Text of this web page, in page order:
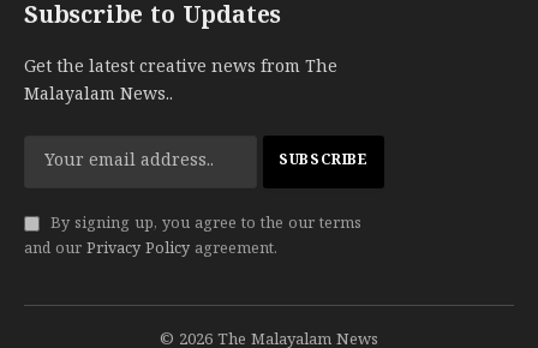
Subscribe to Updates
Get the latest creative news from The
Malayalam News..
By signing up, you agree to the our terms
and our Privacy Policy agreement.
© 2026 The Malayalam News